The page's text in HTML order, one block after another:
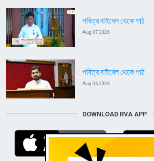
পবিত্র বাইবেল থেকে পাঠ
Aug 07, 2026
পবিত্র বাইবেল থেকে পাঠ
Aug 06, 2026
DOWNLOAD RVA APP